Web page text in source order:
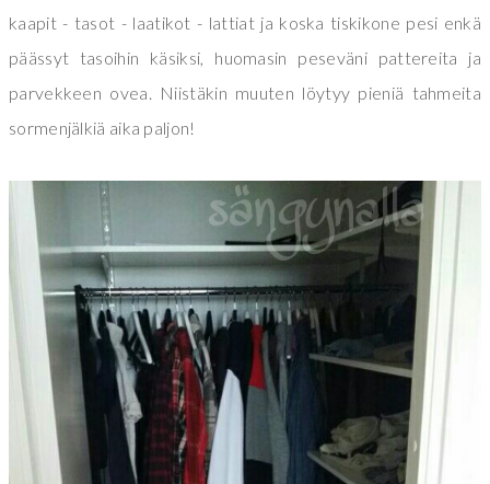
kaapit - tasot - laatikot - lattiat ja koska tiskikone pesi enkä
päässyt tasoihin käsiksi, huomasin peseväni pattereita ja
parvekkeen ovea. Niistäkin muuten löytyy pieniä tahmeita
sormenjälkiä aika paljon!